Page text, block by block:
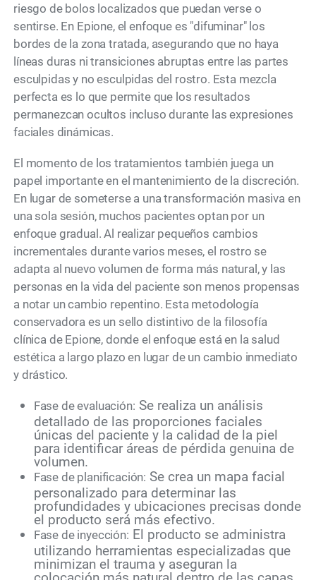
riesgo de bolos localizados que puedan verse o
sentirse. En Epione, el enfoque es "difuminar" los
bordes de la zona tratada, asegurando que no haya
líneas duras ni transiciones abruptas entre las partes
esculpidas y no esculpidas del rostro. Esta mezcla
perfecta es lo que permite que los resultados
permanezcan ocultos incluso durante las expresiones
faciales dinámicas.
El momento de los tratamientos también juega un
papel importante en el mantenimiento de la discreción.
En lugar de someterse a una transformación masiva en
una sola sesión, muchos pacientes optan por un
enfoque gradual. Al realizar pequeños cambios
incrementales durante varios meses, el rostro se
adapta al nuevo volumen de forma más natural, y las
personas en la vida del paciente son menos propensas
a notar un cambio repentino. Esta metodología
conservadora es un sello distintivo de la filosofía
clínica de Epione, donde el enfoque está en la salud
estética a largo plazo en lugar de un cambio inmediato
y drástico.
Fase de evaluación: Se realiza un análisis
detallado de las proporciones faciales
únicas del paciente y la calidad de la piel
para identificar áreas de pérdida genuina de
volumen.
Fase de planificación: Se crea un mapa facial
personalizado para determinar las
profundidades y ubicaciones precisas donde
el producto será más efectivo.
Fase de inyección: El producto se administra
utilizando herramientas especializadas que
minimizan el trauma y aseguran la